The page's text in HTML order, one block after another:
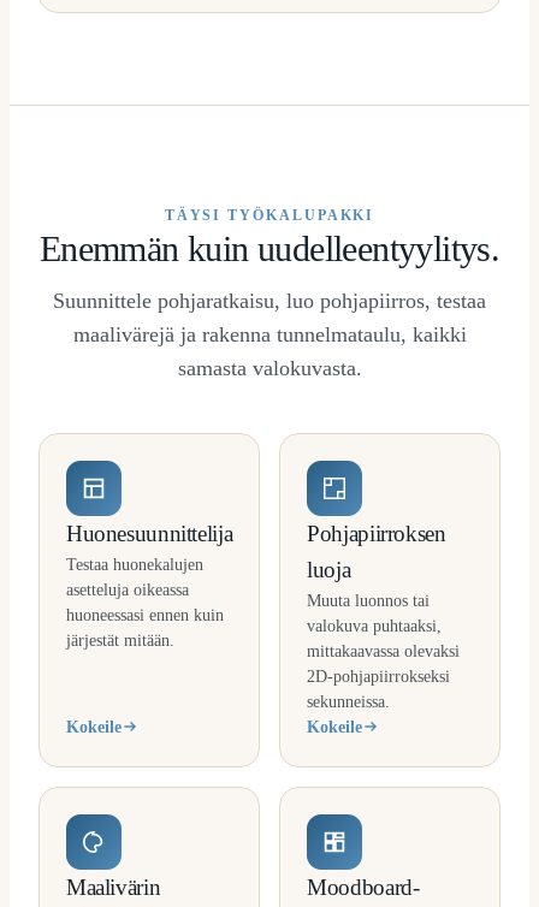
TÄYSI TYÖKALUPAKKI
Enemmän kuin uudelleentyylitys.
Suunnittele pohjaratkaisu, luo pohjapiirros, testaa
maalivärejä ja rakenna tunnelmataulu, kaikki
samasta valokuvasta.
Huonesuunnittelija
Testaa huonekalujen
asetteluja oikeassa
huoneessasi ennen kuin
järjestät mitään.
Kokeile
Pohjapiirroksen
luoja
Muuta luonnos tai
valokuva puhtaaksi,
mittakaavassa olevaksi
2D-pohjapiirrokseksi
sekunneissa.
Kokeile
Maalivärin
Moodboard-